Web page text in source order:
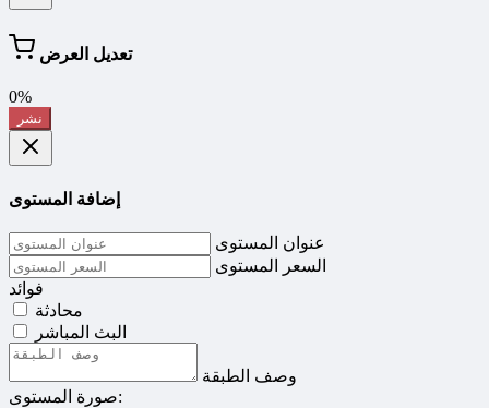
تعديل العرض
0%
نشر
إضافة المستوى
عنوان المستوى
السعر المستوى
فوائد
محادثة
البث المباشر
وصف الطبقة
صورة المستوى: